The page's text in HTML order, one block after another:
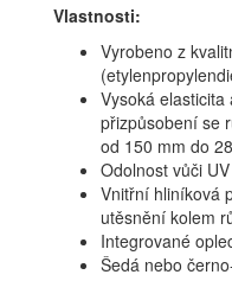
Vlastnosti:
Vyrobeno z
Vysoká
přizpůsobení se
od 150 mm do
Odolnost vůči
Vnitřní hliníková
utěsnění kolem
Integrované
Šedá nebo